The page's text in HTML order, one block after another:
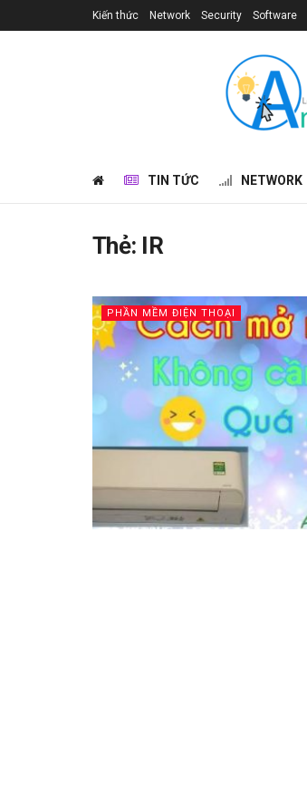
Kiến thức Network Security Software
TIN TỨC NETWORK
Thẻ: IR
PHẦN MỀM ĐIỆN THOẠI